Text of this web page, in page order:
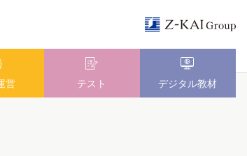
営 テスト デジタル教材